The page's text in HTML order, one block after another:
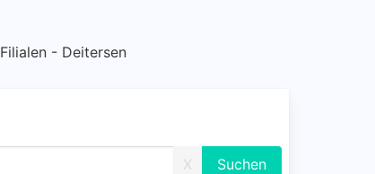
Filialen - Deitersen
X